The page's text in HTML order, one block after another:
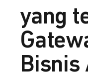
yang
Bisnis